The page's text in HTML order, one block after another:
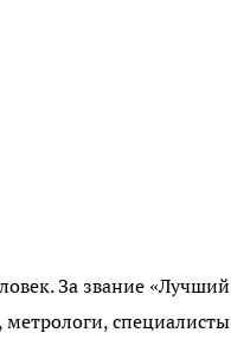
За звание «Лучший
специалисты